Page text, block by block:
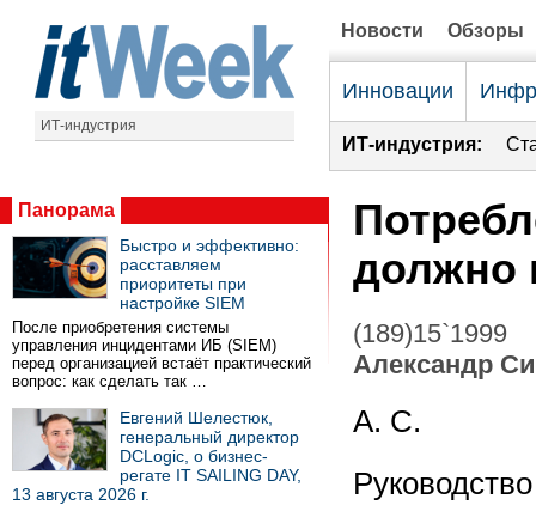
ИТ-индустрия
Новости Обзоры
Инновации
ИТ-индустрия:
Панорама
Быстро и эффективно:
расставляем
приоритеты при
настройке SIEM
После приобретения системы
управления инцидентами ИБ (SIEM)
перед организацией встаёт практический
вопрос: как сделать так …
Евгений Шелестюк,
генеральный директор
DCLogic, о бизнес-
регате IT SAILING DAY,
13 августа 2026 г.
должно
(189)15`1999
Александр
А. С.